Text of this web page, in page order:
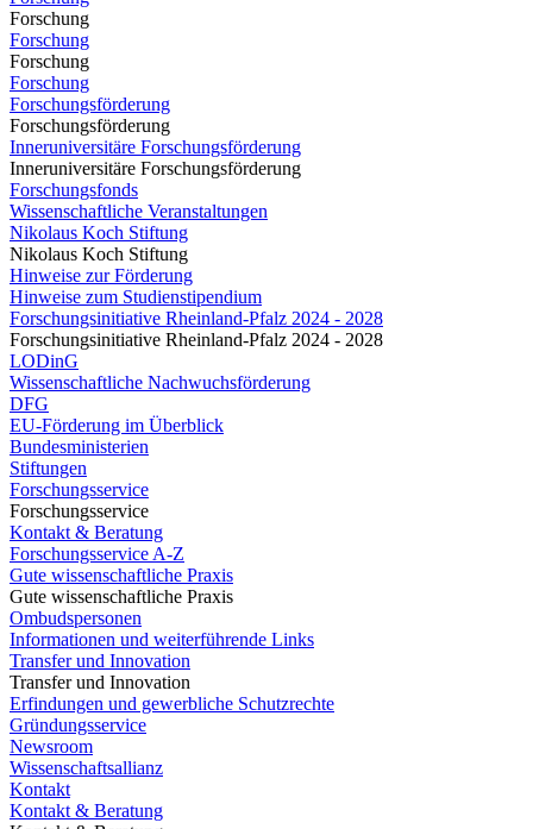
Forschung
Forschung
Forschung
Forschung
Forschungsförderung
Forschungsförderung
Inneruniversitäre Forschungsförderung
Inneruniversitäre Forschungsförderung
Forschungsfonds
Wissenschaftliche Veranstaltungen
Nikolaus Koch Stiftung
Nikolaus Koch Stiftung
Hinweise zur Förderung
Hinweise zum Studienstipendium
Forschungsinitiative Rheinland-Pfalz 2024 - 2028
Forschungsinitiative Rheinland-Pfalz 2024 - 2028
LODinG
Wissenschaftliche Nachwuchsförderung
DFG
EU-Förderung im Überblick
Bundesministerien
Stiftungen
Forschungsservice
Forschungsservice
Kontakt & Beratung
Forschungsservice A-Z
Gute wissenschaftliche Praxis
Gute wissenschaftliche Praxis
Ombudspersonen
Informationen und weiterführende Links
Transfer und Innovation
Transfer und Innovation
Erfindungen und gewerbliche Schutzrechte
Gründungsservice
Newsroom
Wissenschaftsallianz
Kontakt
Kontakt & Beratung